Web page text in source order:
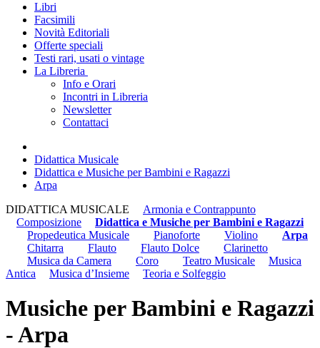
Libri
Facsimili
Novità Editoriali
Offerte speciali
Testi rari, usati o vintage
La Libreria
Info e Orari
Incontri in Libreria
Newsletter
Contattaci
Didattica Musicale
Didattica e Musiche per Bambini e Ragazzi
Arpa
DIDATTICA MUSICALE
Armonia e Contrappunto
Composizione
Didattica e Musiche per Bambini e Ragazzi
Propedeutica Musicale
Pianoforte Violino
Arpa
Chitarra
Flauto Flauto Dolce
Clarinetto
Musica da Camera
Coro Teatro Musicale
Musica
Antica
Musica d’Insieme Teoria e Solfeggio
Musiche per Bambini e Ragazzi
- Arpa